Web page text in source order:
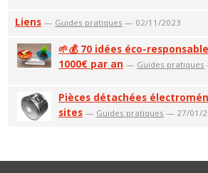
Liens — Guides pratiques — 02/11/2023
🌱💰 70 idées éco-
1000€ par an — Guides pratiques
Pièces détachées
sites — Guides pratiques — 27/01/